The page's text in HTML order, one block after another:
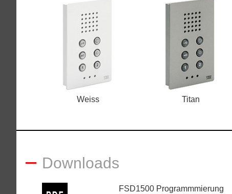
Weiss Titan
Downloads
FSD1500 Programmmierung